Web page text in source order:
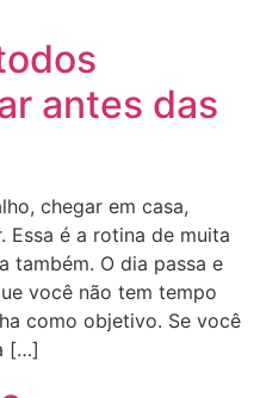
antes das
chegar em casa,
Essa é a rotina de muita
também. O dia passa e
você não tem tempo
como objetivo. Se você
[…]